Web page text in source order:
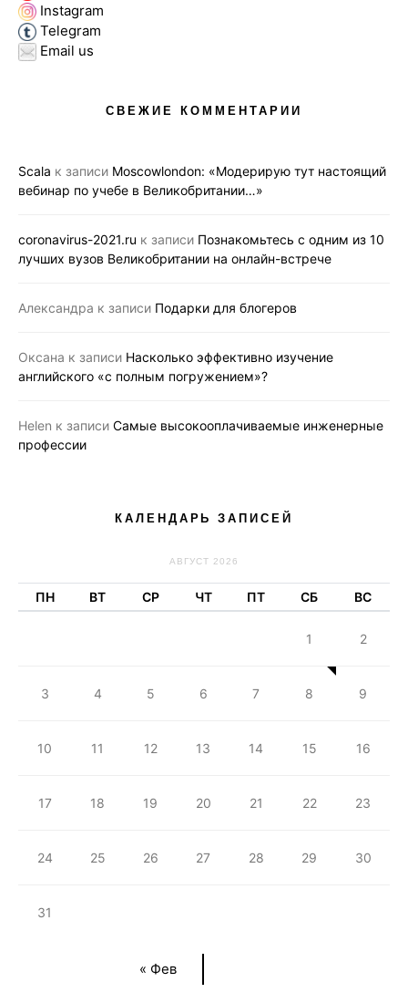
Instagram
Telegram
Email us
СВЕЖИЕ КОММЕНТАРИИ
Scala к записи Moscowlondon: «Модерирую тут настоящий
вебинар по учебе в Великобритании…»
coronavirus-2021.ru к записи Познакомьтесь с одним из 10
лучших вузов Великобритании на онлайн-встрече
Александра к записи Подарки для блогеров
Оксана к записи Насколько эффективно изучение
английского «с полным погружением»?
Helen к записи Самые высокооплачиваемые инженерные
профессии
КАЛЕНДАРЬ ЗАПИСЕЙ
АВГУСТ 2026
ПН ВТ СР ЧТ ПТ СБ ВС
« Фев
1 2
3 4 5 6 7 8 9
10 11 12 13 14 15 16
17 18 19 20 21 22 23
24 25 26 27 28 29 30
31